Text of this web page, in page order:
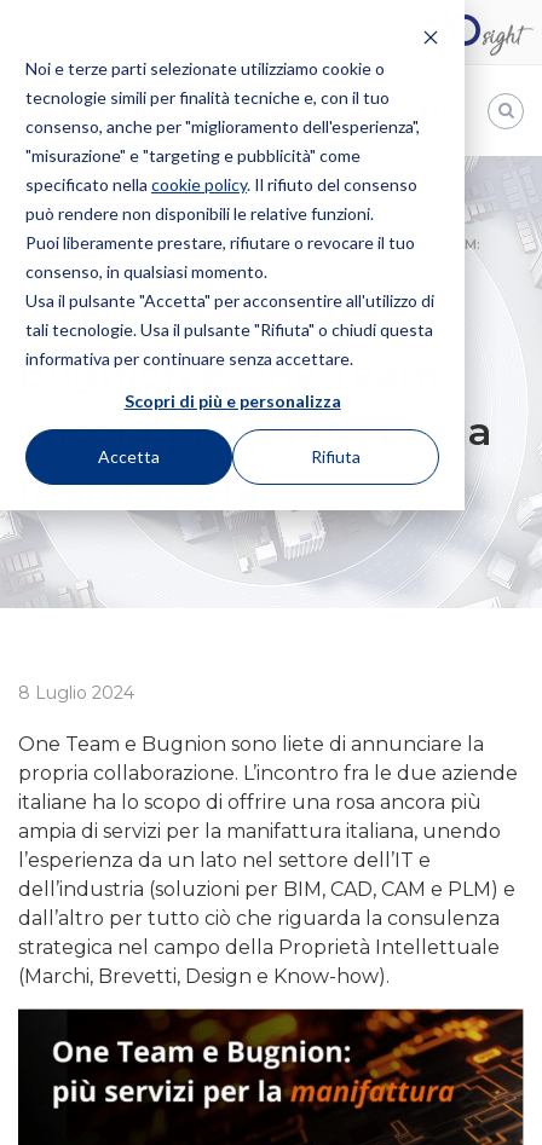
Noi e terze parti selezionate utilizziamo cookie o
tecnologie simili per finalità tecniche e, con il tuo
consenso, anche per "miglioramento dell'esperienza",
"misurazione" e "targeting e pubblicità" come
specificato nella cookie policy. Il rifiuto del consenso
può rendere non disponibili le relative funzioni.
Puoi liberamente prestare, rifiutare o revocare il tuo
consenso, in qualsiasi momento.
Usa il pulsante "Accetta" per acconsentire all'utilizzo di
tali tecnologie. Usa il pulsante "Rifiuta" o chiudi questa
informativa per continuare senza accettare.
Scopri di più e personalizza
Accetta Rifiuta
Bugnion
The
way
HOME NEWS
COLLABORAZIONE FRA BUGNION E ONE TEAM:
ANCORA PIÙ SERVIZI PER LA MANIFATTURA
Collaborazione fra
Bugnion e One Team:
ancora più servizi per la
manifattura
8 Luglio 2024
One Team e Bugnion sono liete di annunciare la
propria collaborazione. L’incontro fra le due aziende
italiane ha lo scopo di offrire una rosa ancora più
ampia di servizi per la manifattura italiana, unendo
l’esperienza da un lato nel settore dell’IT e
dell’industria (soluzioni per BIM, CAD, CAM e PLM) e
dall’altro per tutto ciò che riguarda la consulenza
strategica nel campo della Proprietà Intellettuale
(Marchi, Brevetti, Design e Know-how).